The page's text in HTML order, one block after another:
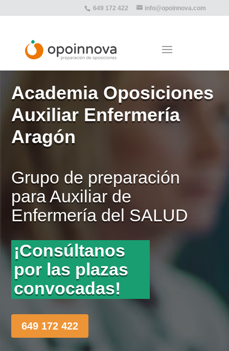
649 172 422 info@opoinnova.com
Academia Oposiciones
Auxiliar Enfermería
Aragón
Grupo de preparación
para Auxiliar de
Enfermería del SALUD
¡Consúltanos
por las plazas
convocadas!
649 172 422